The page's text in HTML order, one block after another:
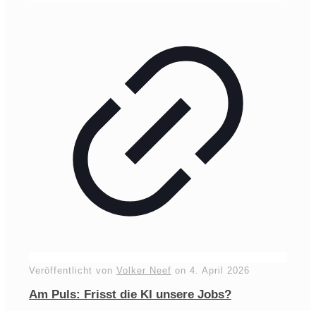
Veröffentlicht von Volker Neef on 4. April 2026
Am Puls: Frisst die KI unsere Jobs?